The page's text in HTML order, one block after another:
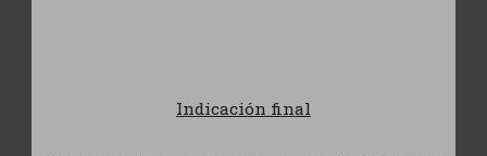
Indicación final